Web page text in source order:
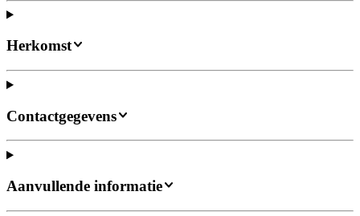
Herkomst
Contactgegevens
Aanvullende informatie